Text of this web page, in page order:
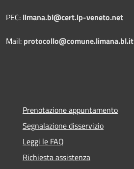
PEC: limana.bl@cert.ip-veneto.net
Mail: protocollo@comune.limana.bl.it
Prenotazione appuntamento
Segnalazione disservizio
Leggi le FAQ
Richiesta assistenza